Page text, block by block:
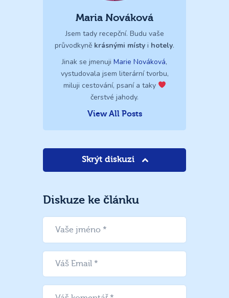
Maria Nováková
Jsem tady recepční. Budu vaše
průvodkyně krásnými místy i hotely.
Jinak se jmenuji Marie Nováková,
vystudovala jsem literární tvorbu,
miluji cestování, psaní a taky
čerstvé jahody.
View All Posts
Skrýt diskuzi
Diskuze ke článku